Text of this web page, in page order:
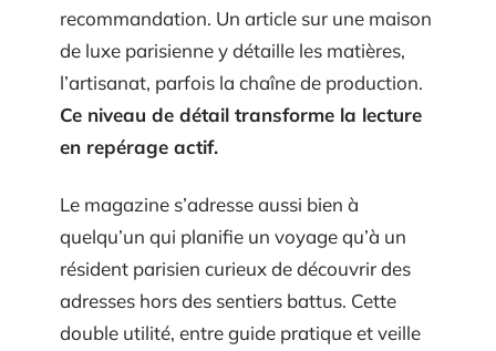
recommandation. Un article sur une maison
de luxe parisienne y détaille les matières,
l’artisanat, parfois la chaîne de production.
Ce niveau de détail transforme la lecture
en repérage actif.
Le magazine s’adresse aussi bien à
quelqu’un qui planifie un voyage qu’à un
résident parisien curieux de découvrir des
adresses hors des sentiers battus. Cette
double utilité, entre guide pratique et veille